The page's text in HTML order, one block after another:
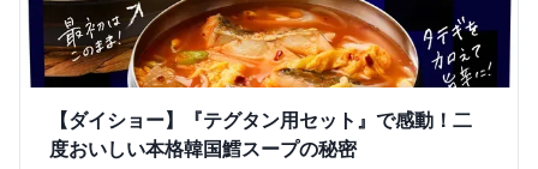
【ダイショー】『テグタン用セット』で感動！二
度おいしい本格韓国鱈スープの秘密